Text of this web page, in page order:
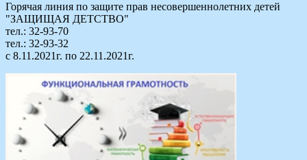
Горячая линия по защите прав несовершеннолетних детей
"ЗАЩИЩАЯ ДЕТСТВО"
тел.: 32-93-70
тел.: 32-93-32
с 8.11.2021г. по 22.11.2021г.